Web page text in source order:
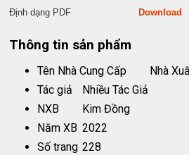
Định dạng PDF Download
Thông tin sản phẩm
Tên Nhà Cung Cấp
Nhà
Tác giả
Nhiều Tác Giả
NXB
Kim Đồng
Năm XB 2022
Số trang 228